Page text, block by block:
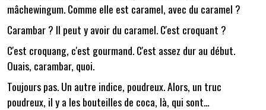
mâchewingum. Comme elle est caramel, avec du caramel ?
Carambar ? Il peut y avoir du caramel. C'est croquant ?
C'est croquang, c'est gourmand. C'est assez dur au début.
Ouais, carambar, quoi.
Toujours pas. Un autre indice, poudreux. Alors, un truc
poudreux, il y a les bouteilles de coca, là, qui sont…